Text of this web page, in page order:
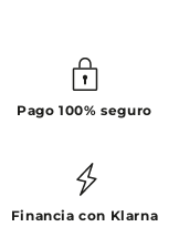
Pago 100% seguro
Financia con Klarna